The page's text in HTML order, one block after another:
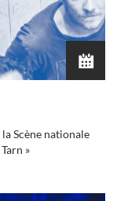
Scène nationale
»